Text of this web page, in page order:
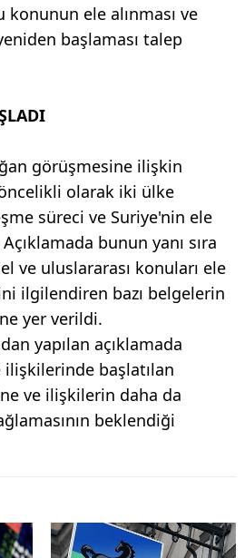
ele alınması ve
başlaması talep
görüşmesine ilişkin
öncelikli olarak iki ülke
süreci ve Suriye'nin ele
Açıklamada bunun yanı sıra
ve uluslararası konuları ele
ilgilendiren bazı belgelerin
yer verildi.
yapılan açıklamada
başlatılan
ve ilişkilerin daha da
beklendiği